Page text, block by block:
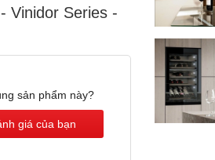
Vinidor Series -
sản phẩm này?
giá của bạn